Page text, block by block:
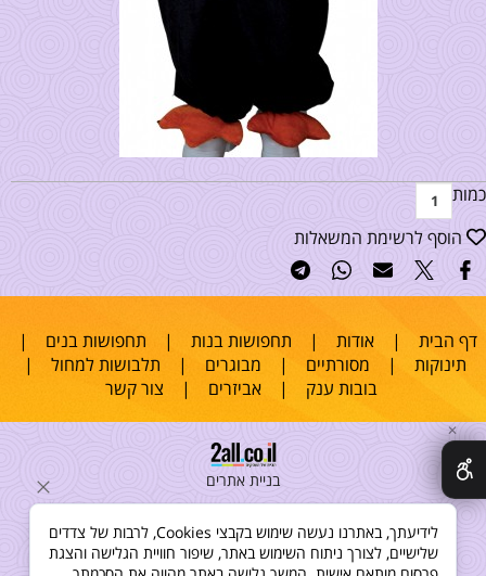
כמות
הוסף לרשימת המשאלות
דף הבית |אודות | תחפושות בנות | תחפושות בנים |
תינוקות | מסורתיים | מבוגרים | תלבושות למחול |
בובות ענק |אביזרים | צור קשר
בניית אתרים
✕
לידיעתך, באתרנו נעשה שימוש בקבצי Cookies, לרבות של צדדים
שלישיים, לצורך ניתוח השימוש באתר, שיפור חוויית הגלישה והצגת